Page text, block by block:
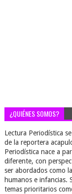
¿QUIÉNES SOMOS?
Lectura Periodística
de la reportera
Periodística nace a
diferente, con
ser abordados como
humanos e infancias.
temas prioritarios